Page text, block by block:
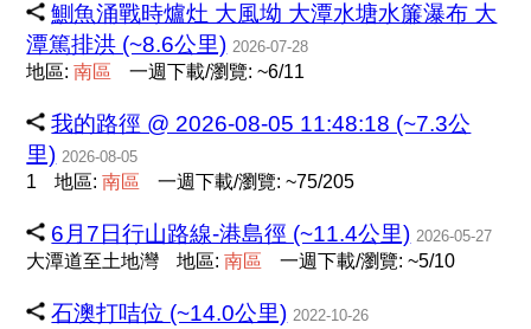
鰂魚涌戰時爐灶 大風坳 大潭水塘水簾瀑布 大
潭篤排洪 (~8.6公里) 2026-07-28
地區:南區 一週下載/瀏覽: ~6/11
我的路徑 @ 2026-08-05 11:48:18 (~7.3公
里) 2026-08-05
1 地區:南區 一週下載/瀏覽: ~75/205
6月7日行山路線-港島徑 (~11.4公里) 2026-05-27
大潭道至土地灣 地區:南區 一週下載/瀏覽: ~5/10
石澳打咭位 (~14.0公里) 2022-10-26